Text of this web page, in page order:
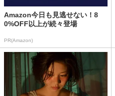
Amazon今日も見逃せない！8
0%OFF以上が続々登場
PR(Amazon)